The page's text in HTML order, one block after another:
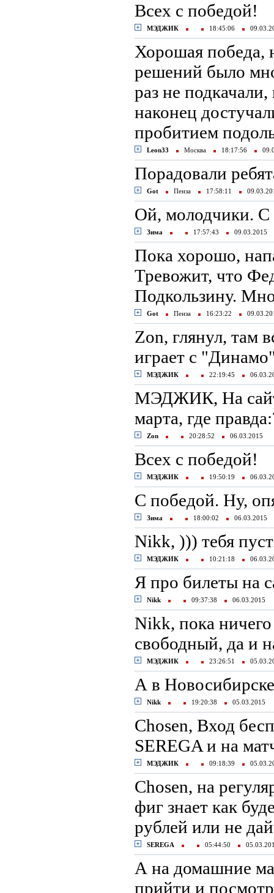
Всех с победой!
МЭДЖИК 18:45:06
Хорошая победа,
решений было
раз не
наконец
пробитием
Leon33 Москва 18:17:56
Порадовали
Got Пенза 17:58:11
Ой, молодчики. C
Зима 17:57:43 09.03.2015
Пока хорошо,
Тревожит, что
Подкользину.
Got Пенза 16:23:22
Zon, глянул, там
играет с
МЭДЖИК 22:19:45
МЭДЖИК, На
марта, где
Zon 20:28:52 06.03.2015
Всех с победой!
МЭДЖИК 19:50:19
C победой. Ну,
Зима 18:00:02 06.03.2015
Nikk, ))) тебя
МЭДЖИК 10:21:18
Я про билеты на
Nikk 09:37:38 06.03.2015
Nikk, пока ничего
свободный, да и
МЭДЖИК 23:26:51
А в
Nikk 19:20:38 05.03.2015
Chosen, Вход
SEREGA и на
МЭДЖИК 09:18:39
Сhosen, на
фиг знает как
рублей или не
SEREGA 05:44:50
А на домашние
прийти и